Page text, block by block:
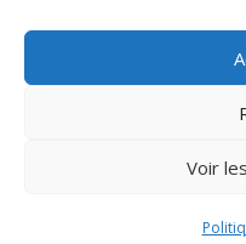
Voir
Copyright © 2026 Europe